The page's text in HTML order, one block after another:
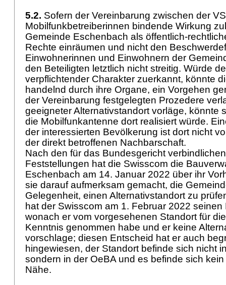
5.2. Sofern der Vereinbarung zwischen der
Mobilfunkbetreiberinnen bindende Wirkung
Gemeinde Eschenbach als öffentlich-
Rechte einräumen und nicht den
Einwohnerinnen und Einwohnern der
den Beteiligten letztlich nicht streitig. Würde
verpflichtender Charakter zuerkannt, könnte
handelnd durch ihre Organe, ein Vorgehen
der Vereinbarung festgelegten Prozedere
geeigneter Alternativstandort vorläge, könnte
die Mobilfunkantenne dort realisiert würde.
der interessierten Bevölkerung ist dort nicht
der direkt betroffenen Nachbarschaft.
Nach den für das Bundesgericht
Feststellungen hat die Swisscom die
Eschenbach am 14. Januar 2022 über ihr
sie darauf aufmerksam gemacht, die
Gelegenheit, einen Alternativstandort zu
hat der Swisscom am 1. Februar 2022
wonach er vom vorgesehenen Standort für
Kenntnis genommen habe und er keine
vorschlage; diesen Entscheid hat er auch
hingewiesen, der Standort befinde sich nicht
sondern in der OeBA und es befinde sich
Nähe.